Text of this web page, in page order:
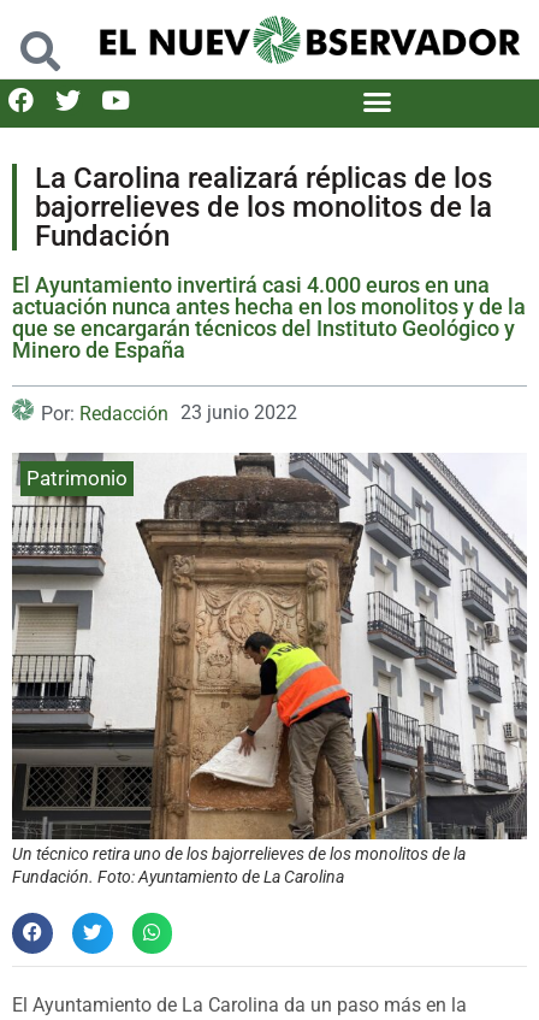
La Carolina realizará réplicas de los
bajorrelieves de los monolitos de la
Fundación
El Ayuntamiento invertirá casi 4.000 euros en una
actuación nunca antes hecha en los monolitos y de la
que se encargarán técnicos del Instituto Geológico y
Minero de España
Por: Redacción 23 junio 2022
Patrimonio
Un técnico retira uno de los bajorrelieves de los monolitos de la
Fundación. Foto: Ayuntamiento de La Carolina
El Ayuntamiento de La Carolina da un paso más en la